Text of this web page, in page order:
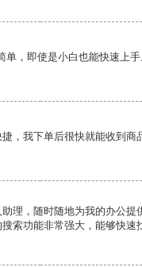
，即使是小白也能快速上手
，我下单后很快就能收到商
理，随时随地为我的办公提
索功能非常强大，能够快速